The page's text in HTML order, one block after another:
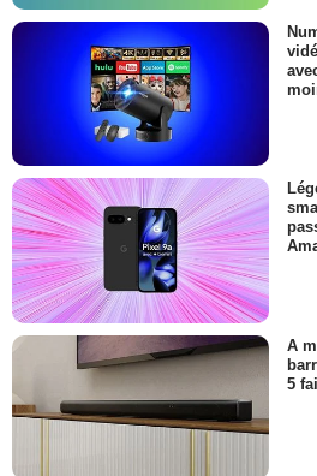
A
5